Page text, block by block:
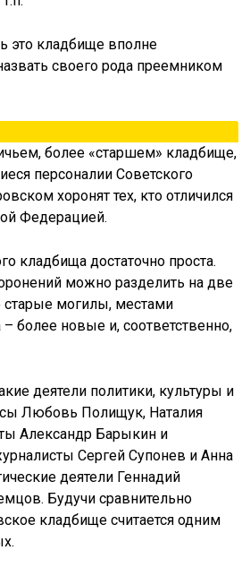
это кладбище вполне
своего рода преемником
более «старшем» кладбище,
персоналии Советского
хоронят тех, кто отличился
Федерацией.
кладбища достаточно проста.
можно разделить на две
старые могилы, местами
более новые и, соответственно,
деятели политики, культуры и
Любовь Полищук, Наталия
Александр Барыкин и
Сергей Супонев и Анна
деятели Геннадий
Будучи сравнительно
кладбище считается одним